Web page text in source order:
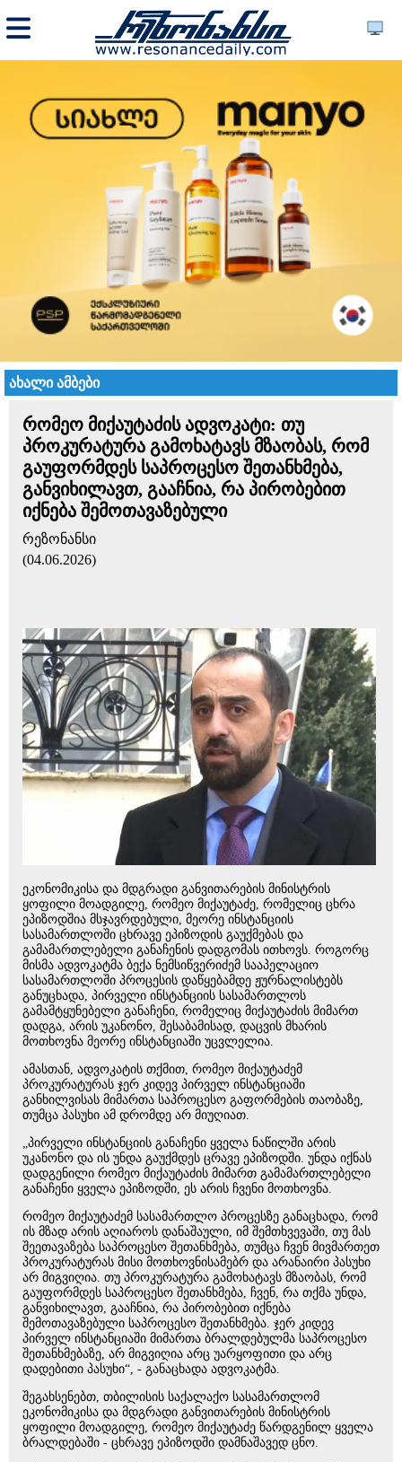
ახალი ამბები
რომეო მიქაუტაძის ადვოკატი: თუ
პროკურატურა გამოხატავს მზაობას, რომ
გაუფორმდეს საპროცესო შეთანხმება,
განვიხილავთ, გააჩნია, რა პირობებით
იქნება შემოთავაზებული
რეზონანსი
(04.06.2026)
ეკონომიკისა და მდგრადი განვითარების მინისტრის
ყოფილი მოადგილე, რომეო მიქაუტაძე, რომელიც ცხრა
ეპიზოდშია მსჯავრდებული, მეორე ინსტანციის
სასამართლოში ცხრავე ეპიზოდის გაუქმებას და
გამამართლებელი განაჩენის დადგომას ითხოვს. როგორც
მისმა ადვოკატმა ბექა ნემსიწვერიძემ სააპელაციო
სასამართლოში პროცესის დაწყებამდე ჟურნალისტებს
განუცხადა, პირველი ინსტანციის სასამართლოს
გამამტყუნებელი განაჩენი, რომელიც მიქაუტაძის მიმართ
დადგა, არის უკანონო, შესაბამისად, დაცვის მხარის
მოთხოვნა მეორე ინსტანციაში უცვლელია.
ამასთან, ადვოკატის თქმით, რომეო მიქაუტაძემ
პროკურატურას ჯერ კიდევ პირველ ინსტანციაში
განხილვისას მიმართა საპროცესო გაფორმების თაობაზე,
თუმცა პასუხი ამ დრომდე არ მიუღიათ.
„პირველი ინსტანციის განაჩენი ყველა ნაწილში არის
უკანონო და ის უნდა გაუქმდეს ცრავე ეპიზოდში. უნდა იქნას
დადგენილი რომეო მიქაუტაძის მიმართ გამამართლებელი
განაჩენი ყველა ეპიზოდში, ეს არის ჩვენი მოთხოვნა.
რომეო მიქაუტაძემ სასამართლო პროცესზე განაცხადა, რომ
ის მზად არის აღიაროს დანაშაული, იმ შემთხვევაში, თუ მას
შეეთავაზება საპროცესო შეთანხმება, თუმცა ჩვენ მივმართეთ
პროკურატურას მისი მოთხოვნისამებრ და არანაირი პასუხი
არ მიგვიღია. თუ პროკურატურა გამოხატავს მზაობას, რომ
გაუფორმდეს საპროცესო შეთანხმება, ჩვენ, რა თქმა უნდა,
განვიხილავთ, გააჩნია, რა პირობებით იქნება
შემოთავაზებული საპროცესო შეთანხმება. ჯერ კიდევ
პირველ ინსტანციაში მიმართა ბრალდებულმა საპროცესო
შეთანხმებაზე, არ მიგვიღია არც უარყოფითი და არც
დადებითი პასუხი“, - განაცხადა ადვოკატმა.
შეგახსენებთ, თბილისის საქალაქო სასამართლომ
ეკონომიკისა და მდგრადი განვითარების მინისტრის
ყოფილი მოადგილე, რომეო მიქაუტაძე წარდგენილ ყველა
ბრალდებაში - ცხრავე ეპიზოდში დამნაშავედ ცნო.